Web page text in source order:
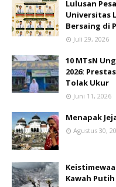
Lulusan
Universitas
Bersaing di
Juli 29, 2026
10 MTsN
2026:
Tolak Ukur
Juni 11, 2026
Menapak
Agustus 30,
Kawah